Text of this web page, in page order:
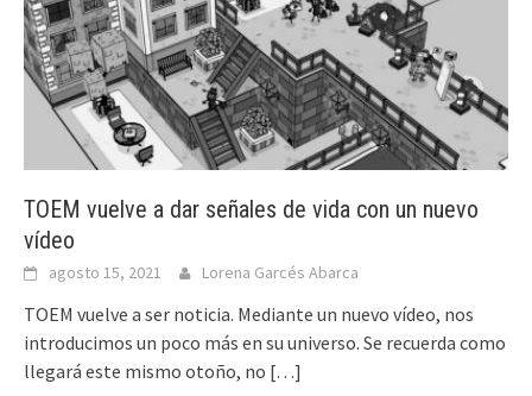
TOEM vuelve a dar señales de vida con un nuevo
vídeo
agosto 15, 2021 Lorena Garcés Abarca
TOEM vuelve a ser noticia. Mediante un nuevo vídeo, nos
introducimos un poco más en su universo. Se recuerda como
llegará este mismo otoño, no […]